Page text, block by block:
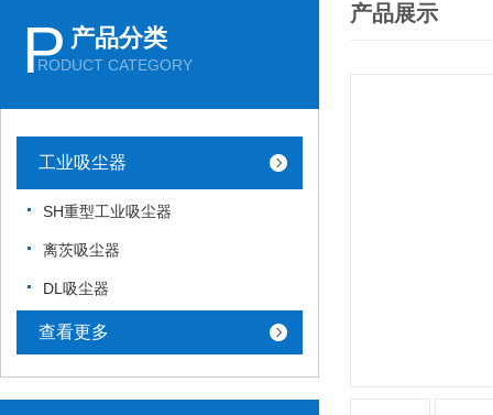
P 产品分类
RODUCT CATEGORY
工业吸尘器
SH重型工业吸尘器
离茨吸尘器
DL吸尘器
查看更多
产品展示